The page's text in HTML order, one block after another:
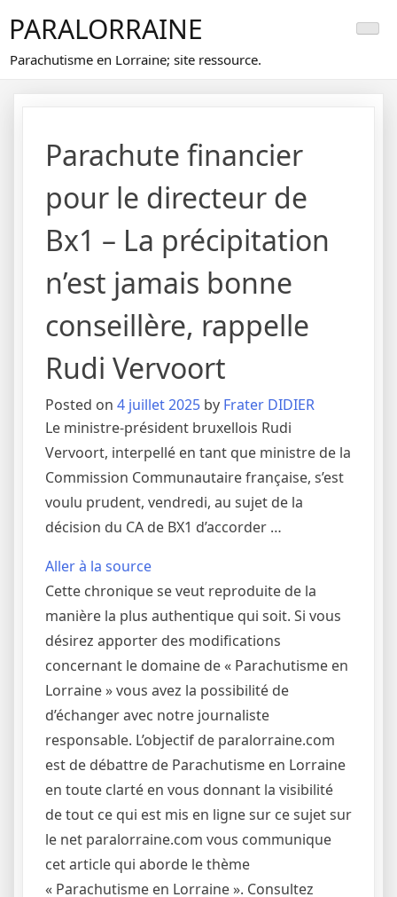
content
PARALORRAINE
Parachutisme en Lorraine; site ressource.
Parachute financier
pour le directeur de
Bx1 – La précipitation
n’est jamais bonne
conseillère, rappelle
Rudi Vervoort
Posted on 4 juillet 2025 by Frater DIDIER
Le ministre-président bruxellois Rudi
Vervoort, interpellé en tant que ministre de la
Commission Communautaire française, s’est
voulu prudent, vendredi, au sujet de la
décision du CA de BX1 d’accorder …
Aller à la source
Cette chronique se veut reproduite de la
manière la plus authentique qui soit. Si vous
désirez apporter des modifications
concernant le domaine de « Parachutisme en
Lorraine » vous avez la possibilité de
d’échanger avec notre journaliste
responsable. L’objectif de paralorraine.com
est de débattre de Parachutisme en Lorraine
en toute clarté en vous donnant la visibilité
de tout ce qui est mis en ligne sur ce sujet sur
le net paralorraine.com vous communique
cet article qui aborde le thème
« Parachutisme en Lorraine ». Consultez